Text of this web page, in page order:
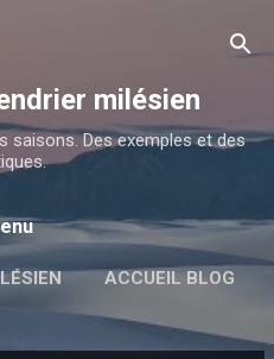
milésien
saisons. Des exemples et des
ACCUEIL BLOG